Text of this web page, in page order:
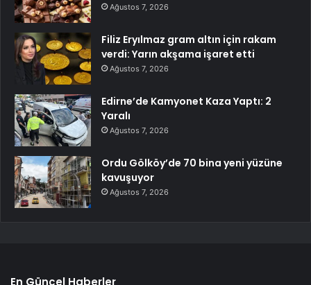
Ağustos 7, 2026
Filiz Eryılmaz gram altın için rakam
verdi: Yarın akşama işaret etti
Ağustos 7, 2026
Edirne’de Kamyonet Kaza Yaptı: 2
Yaralı
Ağustos 7, 2026
Ordu Gölköy’de 70 bina yeni yüzüne
kavuşuyor
Ağustos 7, 2026
En Güncel Haberler